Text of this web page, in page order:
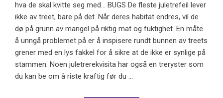
hva de skal kvitte seg med... BUGS De fleste juletrefeil lever
ikke av treet, bare på det. Når deres habitat endres, vil de
dø på grunn av mangel på riktig mat og fuktighet. En måte
å unngå problemet på er å inspisere rundt bunnen av treets
grener med en lys fakkel for å sikre at de ikke er synlige på
stammen. Noen juletrerekvisita har også en treryster som
du kan be om å riste kraftig før du ...